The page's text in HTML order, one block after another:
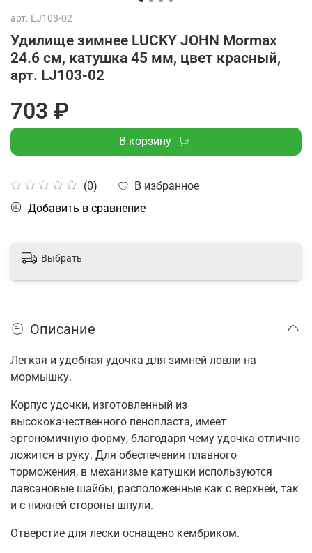
арт. LJ103-02
Удилище зимнее LUCKY JOHN Mormax
24.6 см, катушка 45 мм, цвет красный,
арт. LJ103-02
(0)
В избранное
Добавить в сравнение
703 ₽
В корзину
Выбрать
Описание
Легкая и удобная удочка для зимней ловли на
мормышку.
Корпус удочки, изготовленный из
высококачественного пенопласта, имеет
эргономичную форму, благодаря чему удочка отлично
ложится в руку. Для обеспечения плавного
торможения, в механизме катушки используются
лавсановые шайбы, расположенные как с верхней, так
и с нижней стороны шпули.
Отверстие для лески оснащено кембриком.